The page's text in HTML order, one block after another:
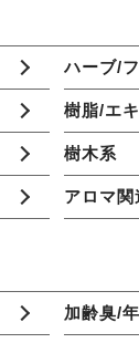
ハーブ/
樹脂/エ
樹木系
アロマ関
加齢臭/